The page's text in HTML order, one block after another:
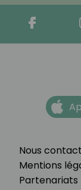
Nous
Mentions
Partenariats